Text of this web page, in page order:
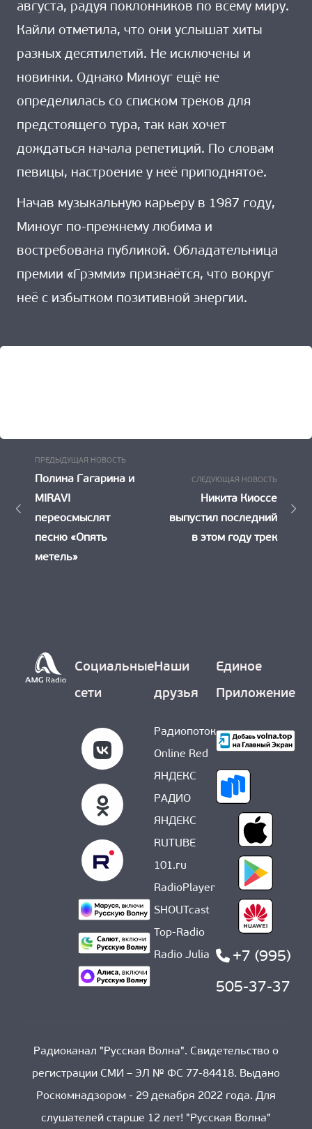
августа, радуя поклонников по всему миру.
Кайли отметила, что они услышат хиты
разных десятилетий. Не исключены и
новинки. Однако Миноуг ещё не
определилась со списком треков для
предстоящего тура, так как хочет
дождаться начала репетиций. По словам
певицы, настроение у неё приподнятое.
Начав музыкальную карьеру в 1987 году,
Миноуг по-прежнему любима и
востребована публикой. Обладательница
премии «Грэмми» признаётся, что вокруг
неё с избытком позитивной энергии.
Навигация
записям
ПРЕДЫДУЩАЯ НОВОСТЬПредыдущая
Новость:
Полина Гагарина и
MIRAVI
переосмыслят
песню «Опять
метель»
СЛЕДУЮЩАЯ НОВОСТЬ
Никита Киоссе
выпустил последний
в этом году трек
Социальные
сети
Наши
друзья
Радиопоток
Online Red
ЯНДЕКС
РАДИО
ЯНДЕКС
RUTUBE
101.ru
RadioPlayer
SHOUTcast
Top-Radio
Radio Julia
Единое
Приложение
+7 (995)
505-37-37
Радиоканал "Русская Волна". Свидетельство о
регистрации СМИ – ЭЛ № ФС 77-84418. Выдано
Роскомнадзором - 29 декабря 2022 года. Для
слушателей старше 12 лет! "Русская Волна"